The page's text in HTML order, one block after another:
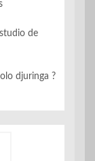
de
djuringa ?